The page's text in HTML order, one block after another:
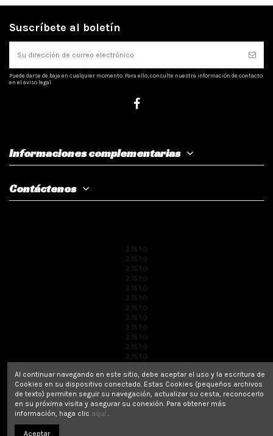
Suscríbete al boletín
Puede darse de baja en cualquier momento. Para ello, consulte nuestra información de contacto
en el aviso legal.
Informaciones complementarias
Contáctenos
2.15.1.0
2.15.1.0
2.15.1.0
2.15.1.0
2.15.1.0
2.15.1.0
2.15.1.0
2.15.1.0
2.15.1.0
2.15.1.0
2.15.1.0
2.15.1.0
2.15.1.0
2.15.1.0
2.15.1.0
2.15.1.0
Al continuar navegando en este sitio, debe aceptar el uso y la escritura de
Cookies en su dispositivo conectado. Estas Cookies (pequeños archivos
de texto) permiten seguir su navegación, actualizar su cesta, reconocerlo
en su próxima visita y asegurar su conexión. Para obtener más
información, haga clic aquí .
Aceptar